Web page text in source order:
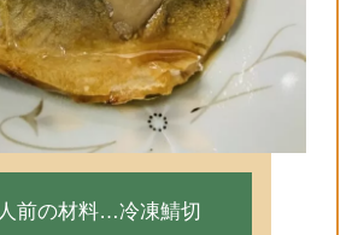
前の材料…冷凍鯖切